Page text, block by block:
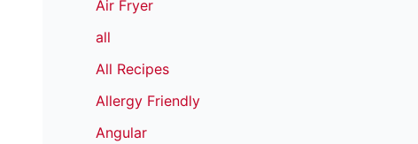
Air Fryer
all
All Recipes
Allergy Friendly
Angular